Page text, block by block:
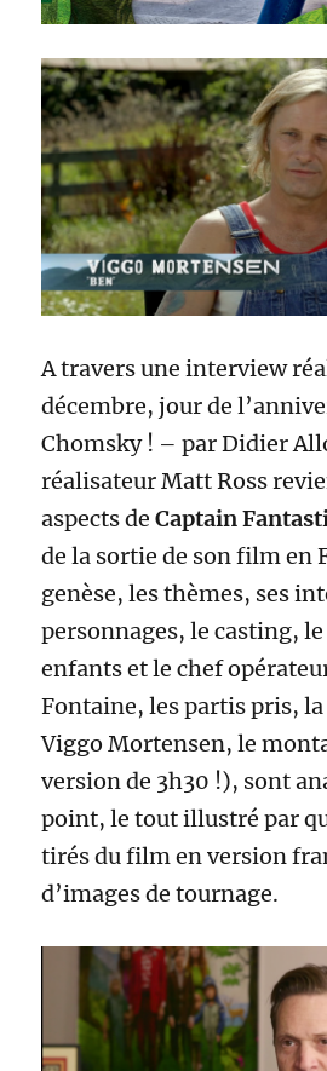
A travers une interview
décembre, jour de
Chomsky ! – par Didier
réalisateur Matt Ross
aspects deCaptain
de la sortie de son film en
genèse, les thèmes, ses
personnages, le casting,
enfants et le chef
Fontaine, les partis pris,
Viggo Mortensen, le
version de 3h30 !), sont
point, le tout illustré par
tirés du film en version
d’images de tournage.